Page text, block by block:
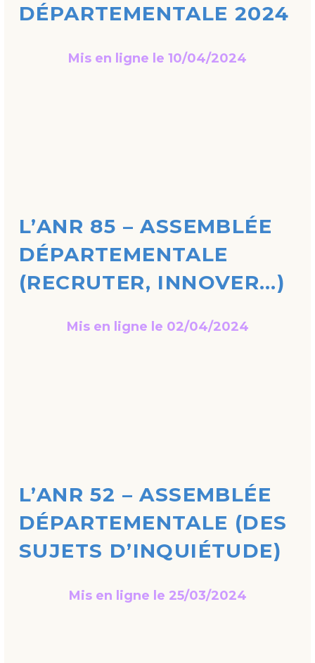
DÉPARTEMENTALE 2024
Mis en ligne le 10/04/2024
L’ANR 85 – ASSEMBLÉE
DÉPARTEMENTALE
(RECRUTER, INNOVER…)
Mis en ligne le 02/04/2024
L’ANR 52 – ASSEMBLÉE
DÉPARTEMENTALE (DES
SUJETS D’INQUIÉTUDE)
Mis en ligne le 25/03/2024